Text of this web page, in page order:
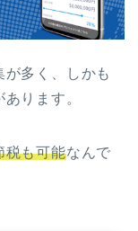
多く、しかも
ります。
税も可能なんで